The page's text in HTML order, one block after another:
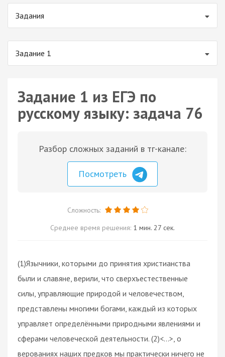
Задания
Задание 1
Задание 1 из ЕГЭ по
русскому языку: задача 76
Разбор сложных заданий в тг-канале:
Посмотреть
Сложность:
Среднее время решения: 1 мин. 27 сек.
(1)Язычники, которыми до принятия христианства
были и славяне, верили, что сверхъестественные
силы, управляющие природой и человечеством,
представлены многими богами, каждый из которых
управляет определёнными природными явлениями и
сферами человеческой деятельности. (2)<…>, о
верованиях наших предков мы практически ничего не